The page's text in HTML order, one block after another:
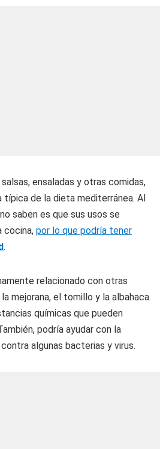
ensaladas y otras comidas,
típica de la dieta mediterránea. Al
saben es que sus usos se
cocina, por lo que podría tener
.
relacionado con otras
mejorana, el tomillo y la albahaca.
químicas que pueden
podría ayudar con la
algunas bacterias y virus.